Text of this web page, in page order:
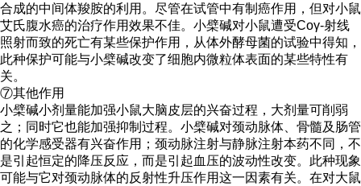
合成的中间体羧胺的利用。尽管在试管中有制癌作用，但对小鼠
艾氏腹水癌的治疗作用效果不佳。小檗碱对小鼠遭受Coγ-射线
照射而致的死亡有某些保护作用，从体外酵母菌的试验中得知，
此种保护可能与小檗碱改变了细胞内微粒体表面的某些特性有
关。
⑦其他作用
小檗碱小剂量能加强小鼠大脑皮层的兴奋过程，大剂量可削弱
之；同时它也能加强抑制过程。小檗碱对颈动脉体、骨髓及肠管
的化学感受器有兴奋作用；颈动脉注射与静脉注射本药不同，不
是引起恒定的降压反应，而是引起血压的波动性改变。此种现象
可能与它对颈动脉体的反射性升压作用这一因素有关。在对大鼠